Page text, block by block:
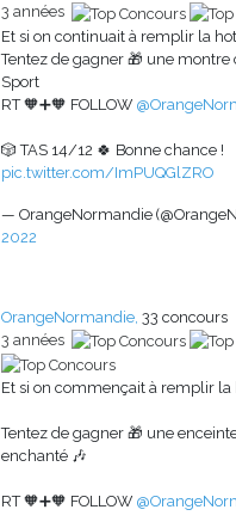
3 années
Et si on continuait à remplir la
Tentez de gagner 🎁 une montre
Sport
RT 🧡➕🧡 FOLLOW
🎲 TAS 14/12 🍀 Bonne chance !
pic.twitter.com/ImPUQGlZRO
— OrangeNormandie
2022
OrangeNormandie, 33 concours
3 années
Et si on commençait à remplir la
Tentez de gagner 🎁 une
enchanté 🎶
RT 🧡➕🧡 FOLLOW